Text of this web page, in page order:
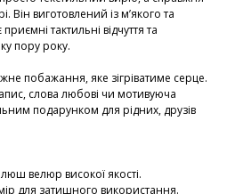
Він виготовлений із м’якого та
тактильні відчуття та
пору року.
побажання, яке зігріватиме серце.
слова любові чи мотивуюча
подарунком для рідних, друзів
велюр високої якості.
для затишного використання.